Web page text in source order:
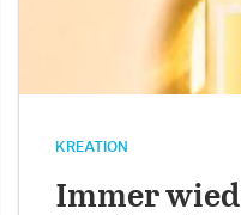
KREATION
Immer